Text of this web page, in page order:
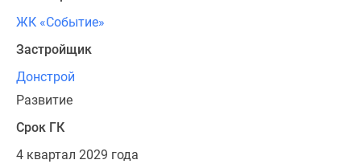
ЖК «Событие»
Застройщик
Донстрой
Развитие
Срок ГК
4 квартал 2029 года